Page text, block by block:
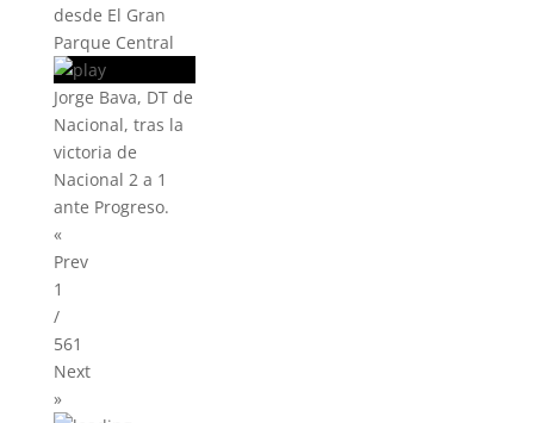
desde El Gran
Parque Central
Jorge Bava, DT de
Nacional, tras la
victoria de
Nacional 2 a 1
ante Progreso.
«
Prev
1
/
561
Next
»